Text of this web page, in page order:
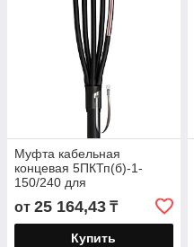
Муфта кабельная
концевая 5ПКТп(б)-1-
150/240 для
бронированных кабелей с
пластмассовой и ЭПР
изоляцией до 1кВ
от 25 164,43 ₸
Купить